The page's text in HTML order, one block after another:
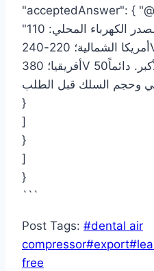
"acceptedAnswer": {
"طابق مصدر الكهرباء المحلي: 110V 60هرتز شائع في
أمريكا الشمالية؛ 220-240V 50هرتز في أوروبا، آسيا،
أفريقيا؛ 380V 50هرتز للوحدات الصناعية الأكبر. دائماً
}
]
}
]
}
```
Post Tags: #dental air
compressor#export#
free